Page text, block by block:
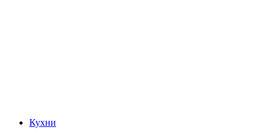
Кухни